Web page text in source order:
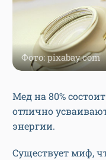
Фото: pixabay.com
Мед на 80%
отлично
энергии.
Существует миф,